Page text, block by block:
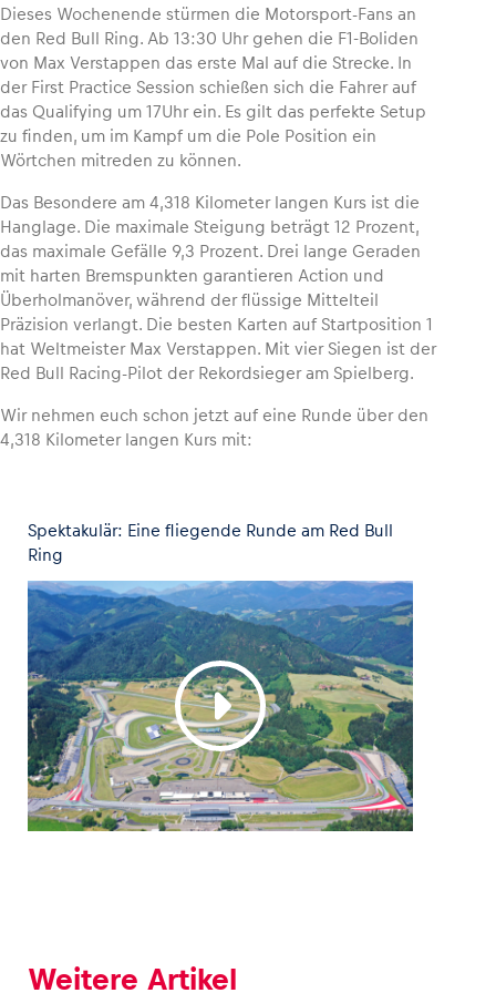
Fahrzeug
Alle anzeigen
Business
Alle anzeigen
Glossar
Alle anzeigen
Dieses Wochenende stürmen die Motorsport-Fans an
den Red Bull Ring. Ab 13:30 Uhr gehen die F1-Boliden
von Max Verstappen das erste Mal auf die Strecke. In
der First Practice Session schießen sich die Fahrer auf
das Qualifying um 17Uhr ein. Es gilt das perfekte Setup
zu finden, um im Kampf um die Pole Position ein
Wörtchen mitreden zu können.
Das Besondere am 4,318 Kilometer langen Kurs ist die
Hanglage. Die maximale Steigung beträgt 12 Prozent,
das maximale Gefälle 9,3 Prozent. Drei lange Geraden
mit harten Bremspunkten garantieren Action und
Überholmanöver, während der flüssige Mittelteil
Präzision verlangt. Die besten Karten auf Startposition 1
hat Weltmeister Max Verstappen. Mit vier Siegen ist der
Red Bull Racing-Pilot der Rekordsieger am Spielberg.
Wir nehmen euch schon jetzt auf eine Runde über den
4,318 Kilometer langen Kurs mit:
Spektakulär: Eine fliegende Runde am Red Bull
Ring
Weitere Artikel